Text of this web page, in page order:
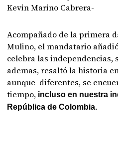
Kevin Marino Cabrera-
Acompañado de la primera
Mulino, el mandatario
celebra las independencias,
ademas, resaltó la historia
aunque diferentes, se
tiempo, incluso en nuestra
República de Colombia.